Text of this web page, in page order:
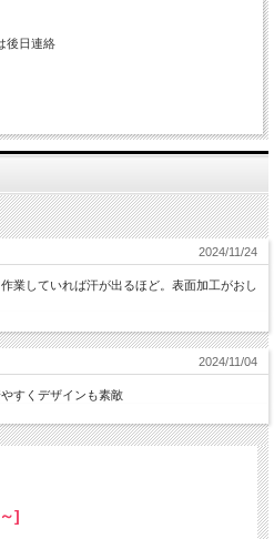
後日連絡
2024/11/24
業していれば汗が出るほど。表面加工がおし
2024/11/04
すくデザインも素敵
]